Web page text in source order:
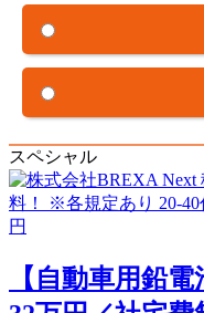
スペシャル
【自動車用鉛